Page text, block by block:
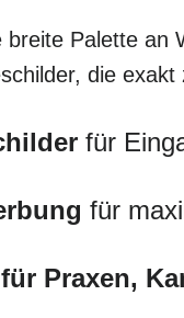
breite Palette an
die
für
für
Praxen,